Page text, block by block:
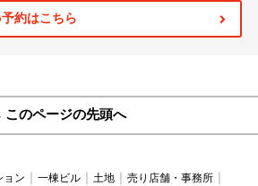
約はこちら
このページの先頭へ
ョン 一棟ビル 土地
売り店舗・事務所